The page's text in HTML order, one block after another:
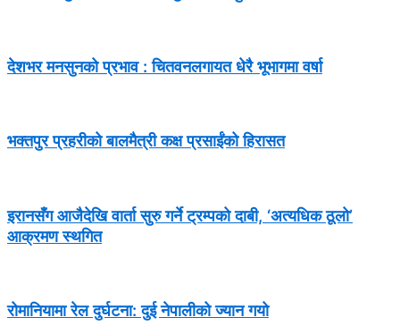
देशभर मनसुनको प्रभाव : चितवनलगायत धेरै भूभागमा वर्षा
भक्तपुर प्रहरीको बालमैत्री कक्ष प्रसाईंको हिरासत
इरानसँग आजैदेखि वार्ता सुरु गर्ने ट्रम्पको दाबी, ‘अत्यधिक ठूलो’
आक्रमण स्थगित
रोमानियामा रेल दुर्घटना: दुई नेपालीको ज्यान गयो